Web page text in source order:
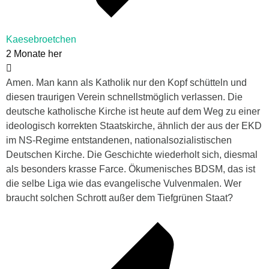
Kaesebroetchen
2 Monate her
Amen. Man kann als Katholik nur den Kopf schütteln und
diesen traurigen Verein schnellstmöglich verlassen. Die
deutsche katholische Kirche ist heute auf dem Weg zu einer
ideologisch korrekten Staatskirche, ähnlich der aus der EKD
im NS-Regime entstandenen, nationalsozialistischen
Deutschen Kirche. Die Geschichte wiederholt sich, diesmal
als besonders krasse Farce. Ökumenisches BDSM, das ist
die selbe Liga wie das evangelische Vulvenmalen. Wer
braucht solchen Schrott außer dem Tiefgrünen Staat?